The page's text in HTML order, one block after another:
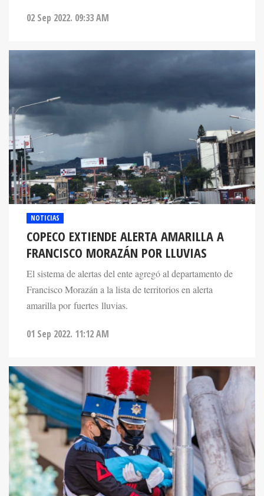
02 Sep 2022. 09:33 AM
NOTICIAS
COPECO EXTIENDE ALERTA AMARILLA A
FRANCISCO MORAZÁN POR LLUVIAS
El sistema de alertas del ente agregó al departamento de
Francisco Morazán a la lista de territorios en alerta
amarilla por fuertes lluvias.
01 Sep 2022. 11:12 AM